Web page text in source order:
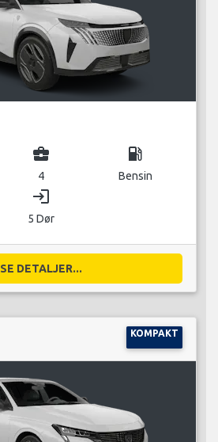
business_center
4
local_gas_station
Bensin
login
5 Dør
SE DETALJER...
KOMPAKT